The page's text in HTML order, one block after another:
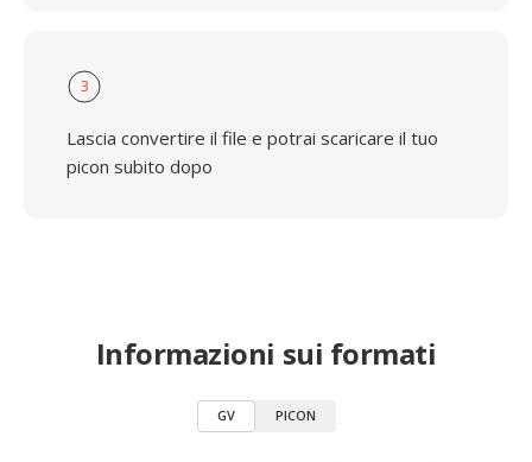
3
Lascia convertire il file e potrai scaricare il tuo
picon subito dopo
Informazioni sui formati
GV PICON